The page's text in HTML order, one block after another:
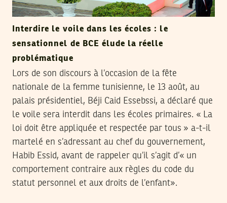
Interdire le voile dans les écoles : le
sensationnel de BCE élude la réelle
problématique
Lors de son discours à l’occasion de la fête
nationale de la femme tunisienne, le 13 août, au
palais présidentiel, Béji Caid Essebssi, a déclaré que
le voile sera interdit dans les écoles primaires. « La
loi doit être appliquée et respectée par tous » a-t-il
martelé en s’adressant au chef du gouvernement,
Habib Essid, avant de rappeler qu’il s’agit d’« un
comportement contraire aux règles du code du
statut personnel et aux droits de l’enfant».